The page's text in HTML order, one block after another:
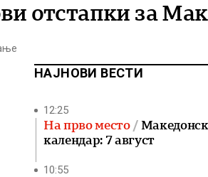
отстапки за
НАЈНОВИ ВЕСТИ
12:25
На прво место
календар: 7 август
10:55